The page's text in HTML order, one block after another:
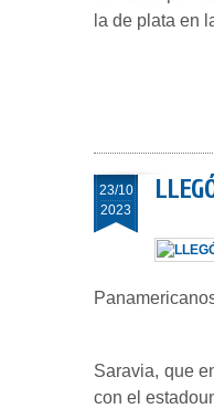
la de plata en
23/10
2023
Saravia, que
con el